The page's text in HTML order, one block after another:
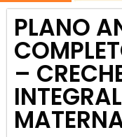
PLANO
–